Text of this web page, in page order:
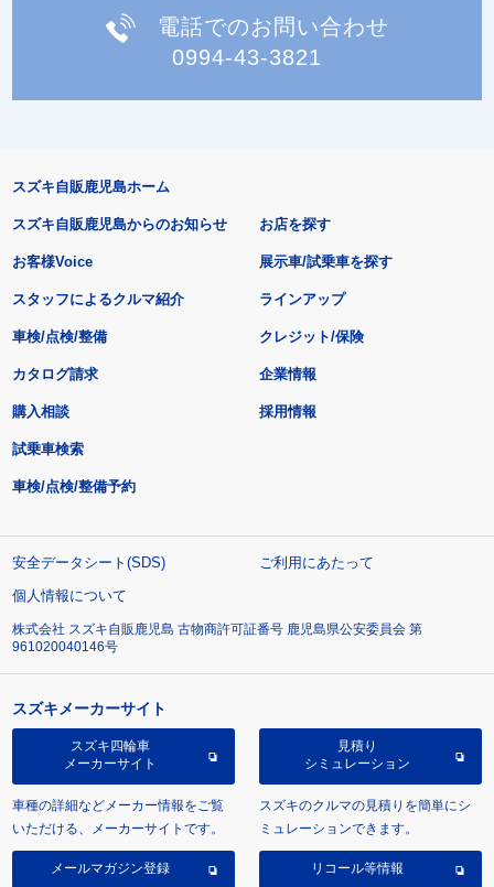
電話でのお問い合わせ
0994-43-3821
スズキ自販鹿児島ホーム
スズキ自販鹿児島からのお知らせ
お客様Voice
スタッフによるクルマ紹介
お店を探す
展示車/試乗車を探す
ラインアップ
車検/点検/整備 クレジット/保険
カタログ請求
購入相談
試乗車検索
車検/点検/整備予約
企業情報
採用情報
安全データシート(SDS)
ご利用にあたって
個人情報について
株式会社 スズキ自販鹿児島 古物商許可証番号 鹿児島県公安委員会 第
961020040146号
スズキメーカーサイト
スズキ四輪車
メーカーサイト
車種の詳細などメーカー情報をご覧
いただける、メーカーサイトです。
見積り
シミュレーション
スズキのクルマの見積りを簡単にシ
ミュレーションできます。
メールマガジン登録 リコール等情報